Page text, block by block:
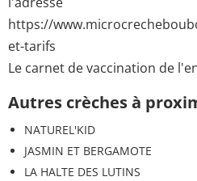
https://
et-tarifs
Le carnet de vaccination de
Autres crèches à
NATUREL'KID
JASMIN ET BERGAMOTE
LA HALTE DES LUTINS